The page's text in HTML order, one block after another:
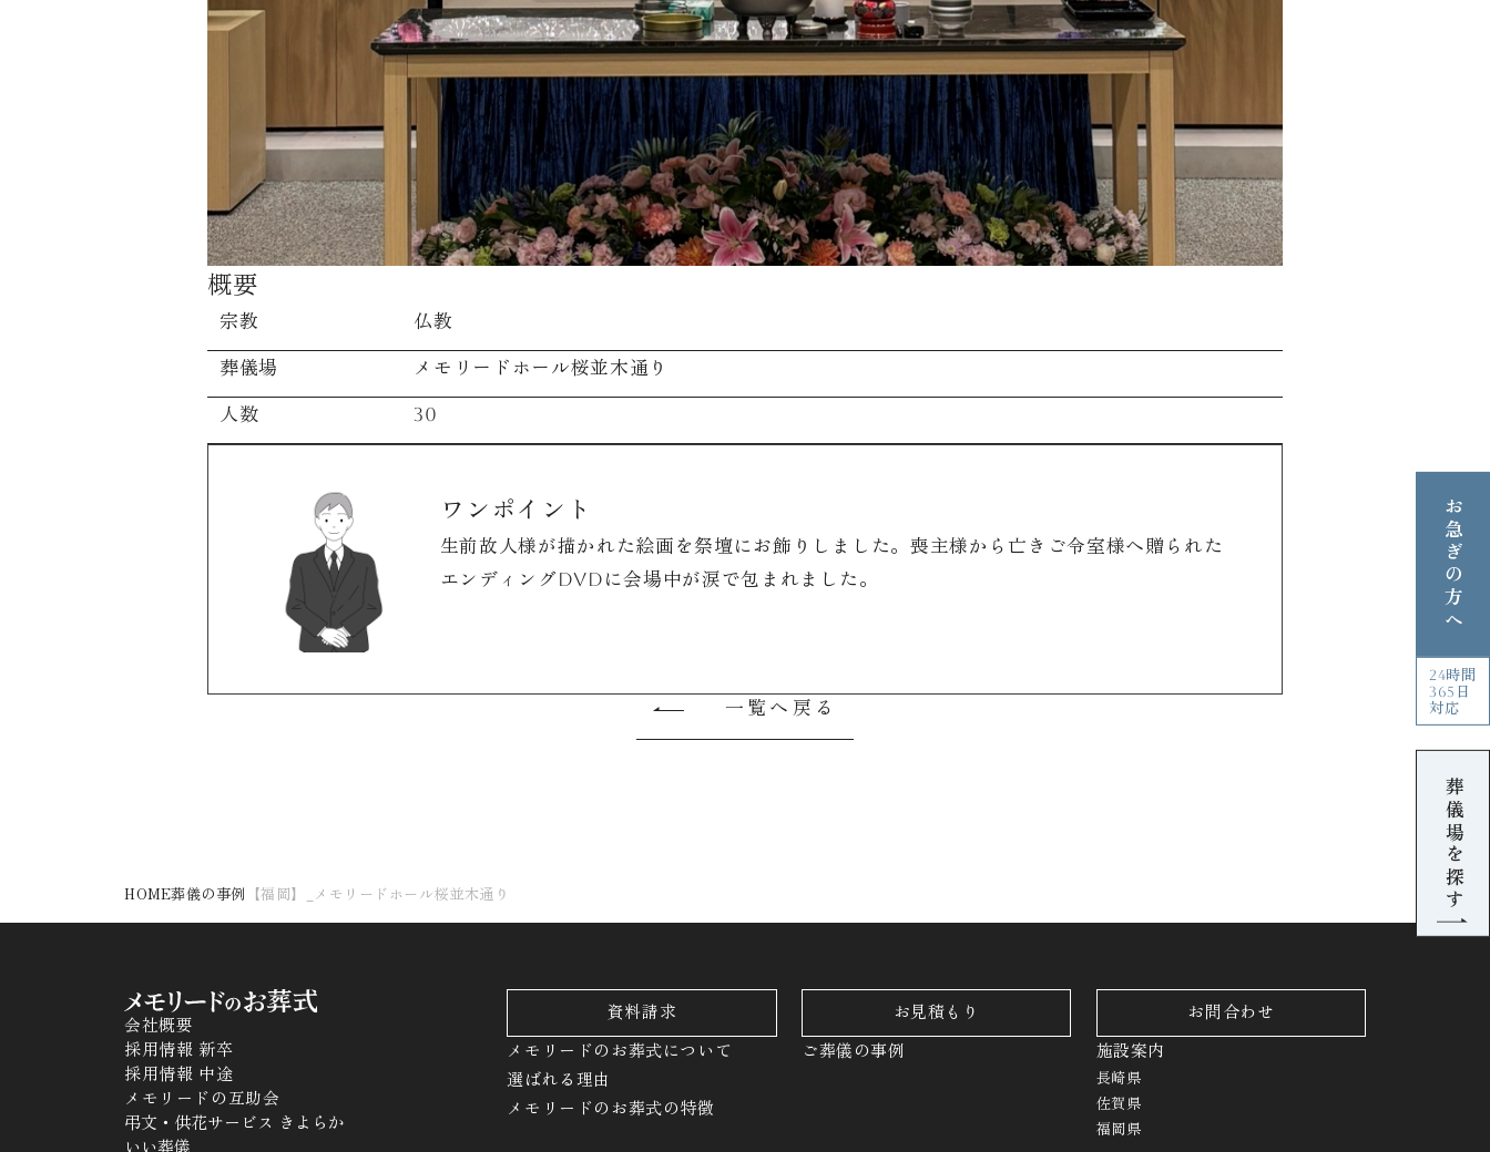
概要
宗教 仏教
葬儀場 メモリードホール桜並木通り
人数 30
ワンポイント
生前故人様が描かれた絵画を祭壇にお飾りしました。喪主様から亡きご令室様へ贈られた
エンディングDVDに会場中が涙で包まれました。
一覧へ戻る
HOME葬儀の事例 【福岡】_メモリードホール桜並木通り
会社概要
採用情報 新卒
採用情報 中途
メモリードの互助会
弔文・供花サービス きよらか
いい葬儀
資料請求 お見積もり お問合わせ
メモリードのお葬式について
選ばれる理由
メモリードのお葬式の特徴
ご葬儀の事例 施設案内
長崎県
佐賀県
福岡県
お急ぎの方へ
24時間
365日
対応
葬儀場を探す